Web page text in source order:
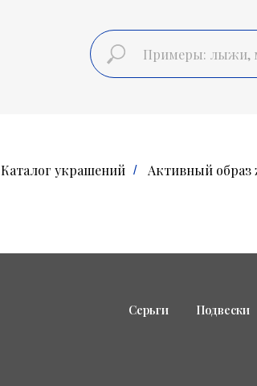
Каталог украшений / Активный
Серьги Подвески